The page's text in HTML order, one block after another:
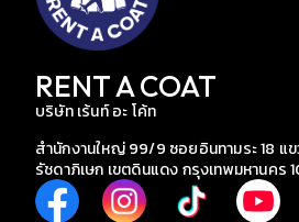
RENT A COAT
บริษัท เร้นท์ อะ โค้ท
สำนักงานใหญ่ 99/9 ซอยอินทามระ 18 แ
รัชดาภิเษก เขตดินแดง กรุงเทพมหานคร